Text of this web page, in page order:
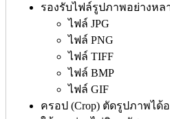
รองรับไฟล์รูปภาพอย่างหล
ไฟล์ JPG
ไฟล์ PNG
ไฟล์ TIFF
ไฟล์ BMP
ไฟล์ GIF
ครอป (Crop) ตัดรูปภาพไ